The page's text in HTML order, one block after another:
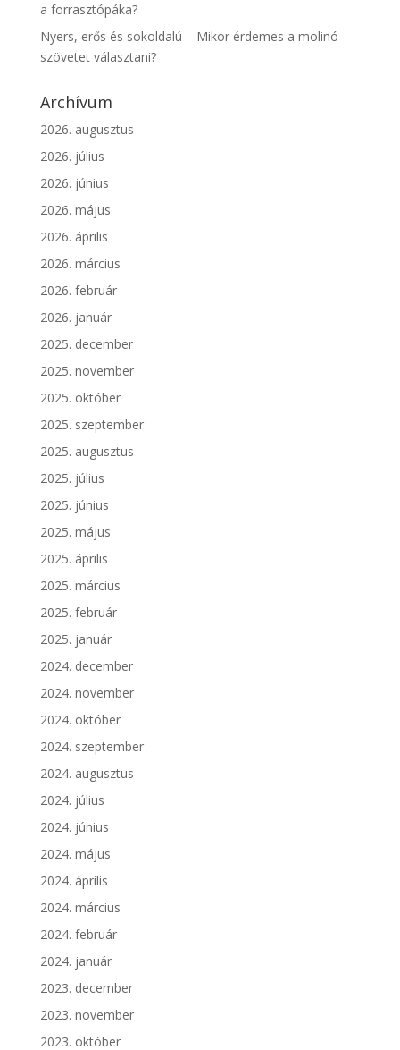
a forrasztópáka?
Nyers, erős és sokoldalú – Mikor érdemes a molinó
szövetet választani?
Archívum
2026. augusztus
2026. július
2026. június
2026. május
2026. április
2026. március
2026. február
2026. január
2025. december
2025. november
2025. október
2025. szeptember
2025. augusztus
2025. július
2025. június
2025. május
2025. április
2025. március
2025. február
2025. január
2024. december
2024. november
2024. október
2024. szeptember
2024. augusztus
2024. július
2024. június
2024. május
2024. április
2024. március
2024. február
2024. január
2023. december
2023. november
2023. október